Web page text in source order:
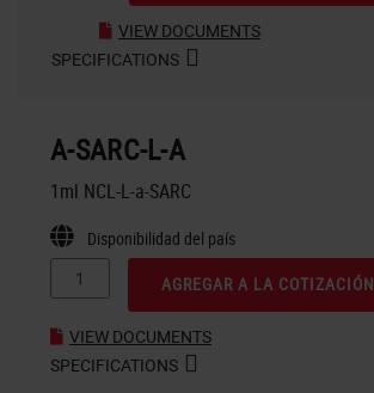
VIEW DOCUMENTS
SPECIFICATIONS
A-SARC-L-A
1ml NCL-L-a-SARC
Disponibilidad del país
AGREGAR A LA COTIZACIÓN
VIEW DOCUMENTS
SPECIFICATIONS